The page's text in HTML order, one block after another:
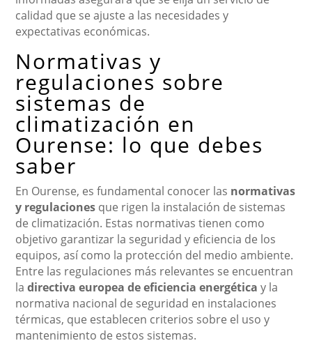
calidad que se ajuste a las necesidades y
expectativas económicas.
Normativas y
regulaciones sobre
sistemas de
climatización en
Ourense: lo que debes
saber
En Ourense, es fundamental conocer las normativas
y regulaciones que rigen la instalación de sistemas
de climatización. Estas normativas tienen como
objetivo garantizar la seguridad y eficiencia de los
equipos, así como la protección del medio ambiente.
Entre las regulaciones más relevantes se encuentran
ladirectiva europea de eficiencia energética y la
normativa nacional de seguridad en instalaciones
térmicas, que establecen criterios sobre el uso y
mantenimiento de estos sistemas.